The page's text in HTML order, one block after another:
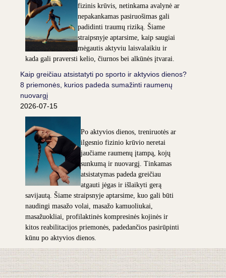
fizinis krūvis, netinkama avalynė ar
nepakankamas pasiruošimas gali
padidinti traumų riziką. Šiame
straipsnyje aptarsime, kaip saugiai
mėgautis aktyviu laisvalaikiu ir
kada gali praversti kelio, čiurnos bei alkūnės įtvarai.
Kaip greičiau atsistatyti po sporto ir aktyvios dienos?
8 priemonės, kurios padeda sumažinti raumenų
nuovargį
2026-07-15
Po aktyvios dienos, treniruotės ar
ilgesnio fizinio krūvio neretai
jaučiame raumenų įtampą, kojų
sunkumą ir nuovargį. Tinkamas
atsistatymas padeda greičiau
atgauti jėgas ir išlaikyti gerą
savijautą. Šiame straipsnyje aptarsime, kuo gali būti
naudingi masažo volai, masažo kamuoliukai,
masažuokliai, profilaktinės kompresinės kojinės ir
kitos reabilitacijos priemonės, padedančios pasirūpinti
kūnu po aktyvios dienos.